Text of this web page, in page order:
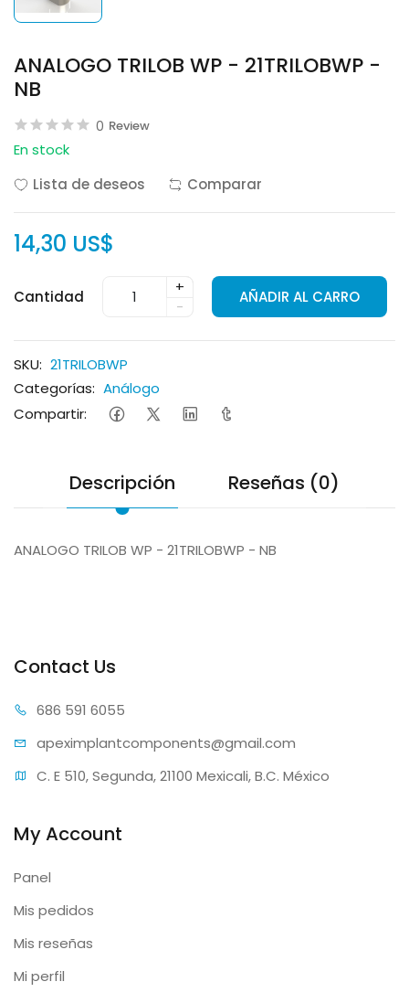
ANALOGO TRILOB WP - 21TRILOBWP -
NB
0 Review
En stock
Lista de deseos
Comparar
14,30 US$
Cantidad
+
-
AÑADIR AL CARRO
SKU: 21TRILOBWP
Categorías: Análogo
Compartir:
Descripción Reseñas (0)
ANALOGO TRILOB WP - 21TRILOBWP - NB
Contact Us
686 591 6055
apeximplantcomponents@gmail.com
C. E 510, Segunda, 21100 Mexicali, B.C. México
My Account
Panel
Mis pedidos
Mis reseñas
Mi perfil